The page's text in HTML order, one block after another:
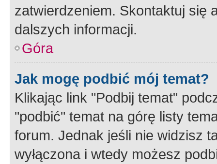
zatwierdzeniem. Skontaktuj się
dalszych informacji.
Góra
Jak mogę podbić mój temat?
Klikając link "Podbij temat"
"podbić" temat na górę listy
forum. Jednak jeśli nie widzisz
wyłączona i wtedy możesz